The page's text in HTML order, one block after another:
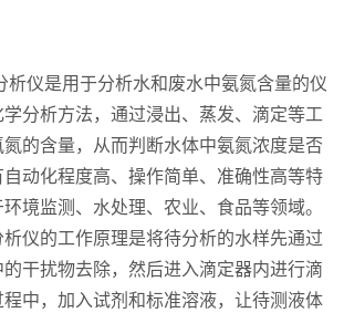
是用于分析水和废水中氨氮含量的仪
分析方法，通过浸出、蒸发、滴定等工
的含量，从而判断水体中氨氮浓度是否
动化程度高、操作简单、准确性高等特
境监测、水处理、农业、食品等领域。
的工作原理是将待分析的水样先通过
干扰物去除，然后进入滴定器内进行滴
中，加入试剂和标准溶液，让待测液体